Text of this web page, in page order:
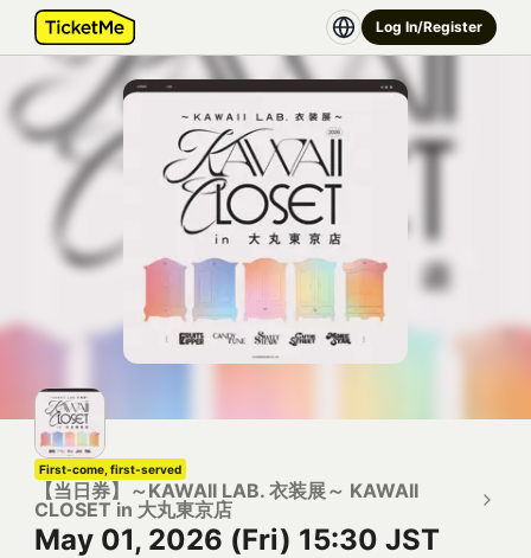
Log In/Register
First-come, first-served
【当日券】～KAWAII LAB. 衣装展～ KAWAII
CLOSET in 大丸東京店
May 01, 2026 (Fri) 15:30 JST